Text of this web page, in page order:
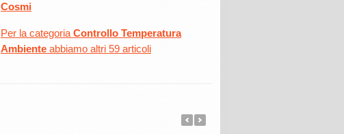
Cosmi
Per la categoria Controllo Temperatura
Ambiente abbiamo altri 59 articoli